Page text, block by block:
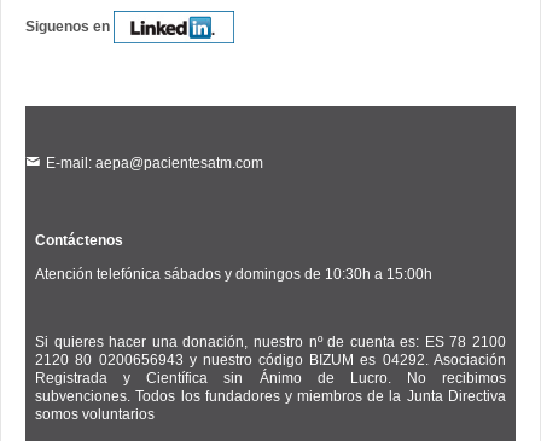
Siguenos en
E-mail: aepa@pacientesatm.com
Contáctenos
Atención telefónica sábados y domingos de 10:30h a 15:00h
Si quieres hacer una donación, nuestro nº de cuenta es: ES 78 2100
2120 80 0200656943 y nuestro código BIZUM es 04292. Asociación
Registrada y Científica sin Ánimo de Lucro. No recibimos
subvenciones. Todos los fundadores y miembros de la Junta Directiva
somos voluntarios